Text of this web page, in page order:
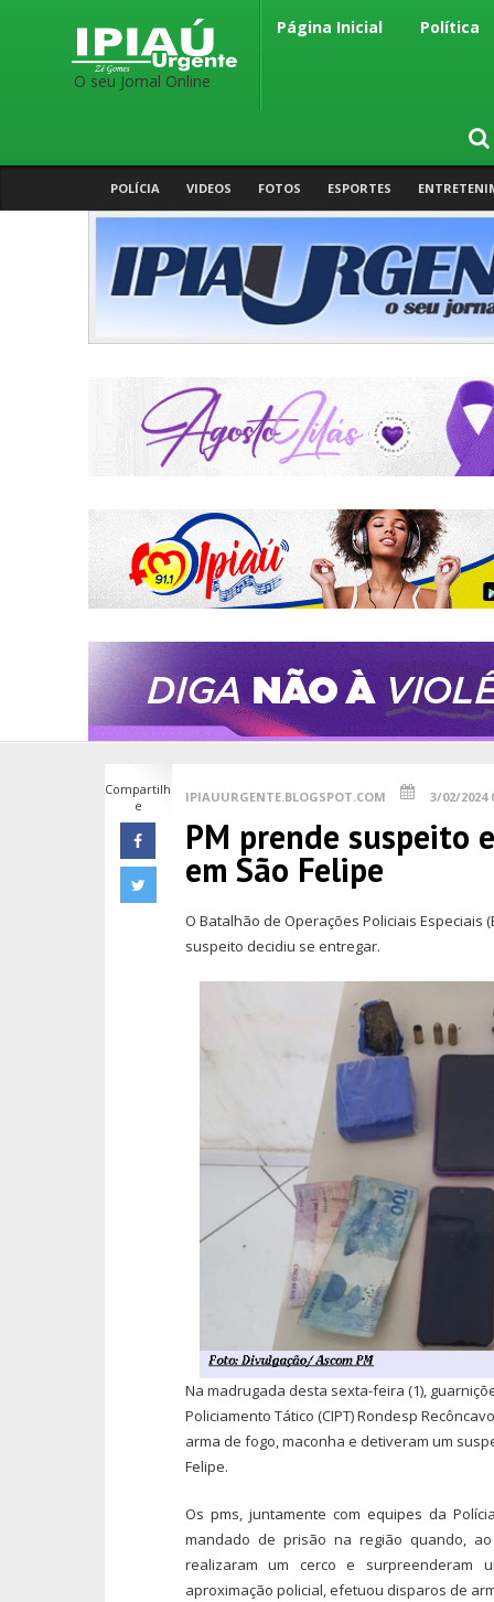
O seu Jornal Online
Página Inicial Política
POLÍCIA VIDEOS FOTOS ESPORTES
Compartilh
e
IPIAUURGENTE.BLOGSPOT.COM 3/02/2024
PM prende suspeito
em São Felipe
O Batalhão de Operações Policiais Especiais
suspeito decidiu se entregar.
Na madrugada desta sexta-feira (1),
Policiamento Tático (CIPT) Rondesp
arma de fogo, maconha e detiveram um
Felipe.
Os pms, juntamente com equipes da
mandado de prisão na região quando,
realizaram um cerco e surpreenderam
aproximação policial, efetuou disparos de